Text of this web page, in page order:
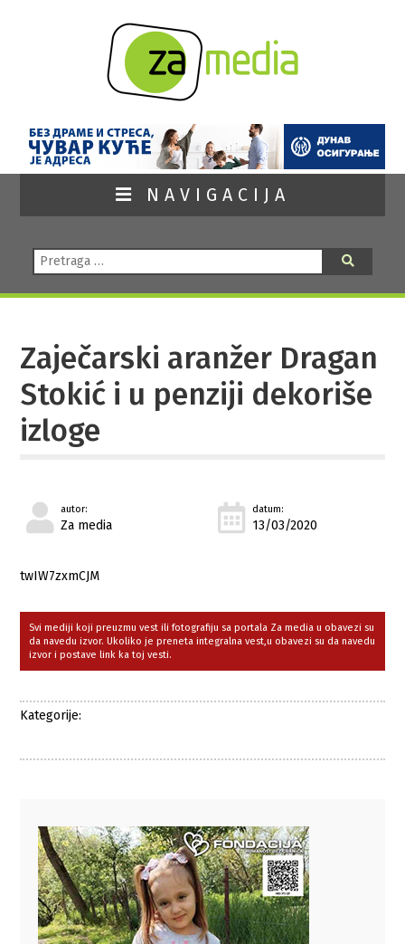
NAVIGACIJA
Pretraga:
Zaječarski aranžer Dragan
Stokić i u penziji dekoriše
izloge
autor:
Za media
datum:
13/03/2020
twIW7zxmCJM
Svi mediji koji preuzmu vest ili fotografiju sa portala Za media u obavezi su
da navedu izvor. Ukoliko je preneta integralna vest,u obavezi su da navedu
izvor i postave link ka toj vesti.
Kategorije: